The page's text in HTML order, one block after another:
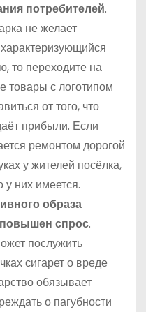
потребителей.
не желает
то переходите на
товары с логотипом
от того, что
прибыли. Если
ремонтом дорогой
у жителей посёлка,
у них имеется.
образа
спрос.
послужить
сигарет о вреде
обязывает
о пагубности